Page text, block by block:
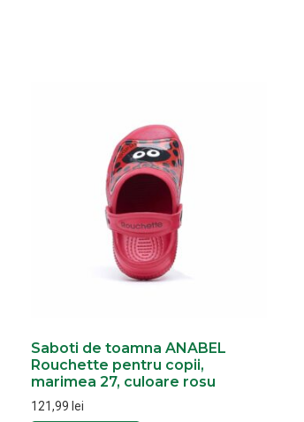
Saboti de toamna ANABEL
Rouchette pentru copii,
marimea 27, culoare rosu
121,99 lei